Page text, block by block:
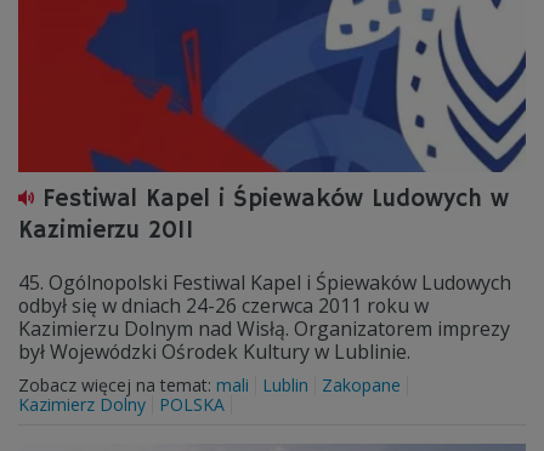
Festiwal Kapel i Śpiewaków Ludowych w
Kazimierzu 2011
45. Ogólnopolski Festiwal Kapel i Śpiewaków Ludowych
odbył się w dniach 24-26 czerwca 2011 roku w
Kazimierzu Dolnym nad Wisłą. Organizatorem imprezy
był Wojewódzki Ośrodek Kultury w Lublinie.
Zobacz więcej na temat: mali Lublin
Zakopane
Kazimierz Dolny
POLSKA